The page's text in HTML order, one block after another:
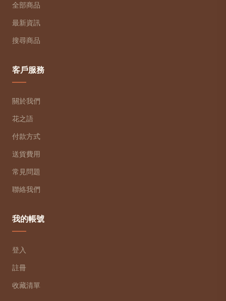
全部商品
最新資訊
搜尋商品
客戶服務
關於我們
花之語
付款方式
送貨費用
常見問題
聯絡我們
我的帳號
登入
註冊
收藏清單